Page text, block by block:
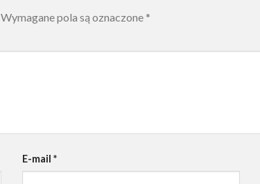
Wymagane pola są oznaczone *
E-mail*